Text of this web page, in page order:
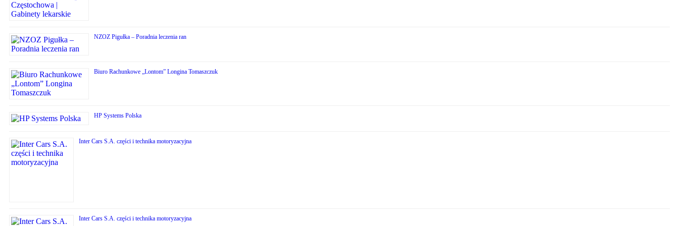
NZOZ Pigułka – Poradnia leczenia ran
Biuro Rachunkowe „Lontom” Longina Tomaszczuk
HP Systems Polska
Inter Cars S.A. części i technika motoryzacyjna
Inter Cars S.A. części i technika motoryzacyjna